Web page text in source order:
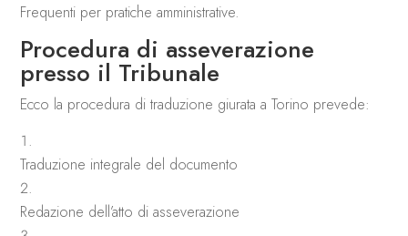
Frequenti per pratiche amministrative.
Procedura di asseverazione
presso il Tribunale
Ecco la procedura di traduzione giurata a Torino prevede:
Traduzione integrale del documento
Redazione dell’atto di asseverazione